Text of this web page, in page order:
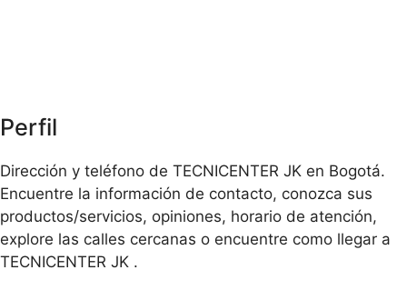
Perfil
Dirección y teléfono de TECNICENTER JK en Bogotá.
Encuentre la información de contacto, conozca sus
productos/servicios, opiniones, horario de atención,
explore las calles cercanas o encuentre como llegar a
TECNICENTER JK .